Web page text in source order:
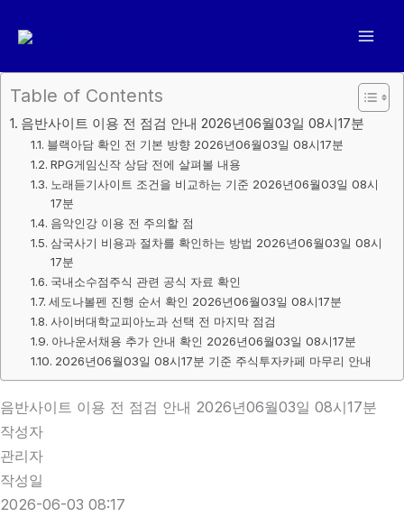
너
Table of Contents
음반사이트 이용 전 점검 안내 2026년06월03일 08시17분
블랙아담 확인 전 기본 방향 2026년06월03일 08시17분
RPG게임신작 상담 전에 살펴볼 내용
노래듣기사이트 조건을 비교하는 기준 2026년06월03일 08시
17분
음악인강 이용 전 주의할 점
삼국사기 비용과 절차를 확인하는 방법 2026년06월03일 08시
17분
국내소수점주식 관련 공식 자료 확인
세도나볼펜 진행 순서 확인 2026년06월03일 08시17분
사이버대학교피아노과 선택 전 마지막 점검
아나운서채용 추가 안내 확인 2026년06월03일 08시17분
2026년06월03일 08시17분 기준 주식투자카페 마무리 안내
음반사이트 이용 전 점검 안내 2026년06월03일 08시17분
작성자
관리자
작성일
2026-06-03 08:17